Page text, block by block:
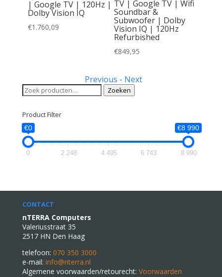
| Google TV | 120Hz |
Dolby Vision IQ
€1.760,09
TV | Google TV | Wifi
Soundbar &
Subwoofer | Dolby
Vision IQ | 120Hz
Refurbished
€849,95
Previous - Next
Zoeken
naar:
Zoeken
Product Filter
€0 €8 990
0 2 248 4 495 6 743 8 990
CONTACT
nTERRA Computers
Valeriusstraat 35
2517 HN Den Haag
telefoon: 070 350 3000
e-mail: info@nterra.nl
Algemene voorwaarden/retourecht: Voorwaarden